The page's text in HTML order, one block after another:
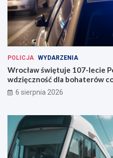
POLICJA WYDARZENIA
Wrocław świętuje 107-lecie
wdzięczność dla bohaterów
6 sierpnia 2026